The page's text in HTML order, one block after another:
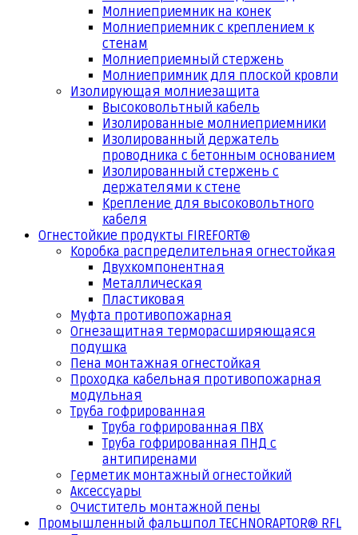
Молниеприемник на конек
Молниеприемник с креплением к
стенам
Молниеприемный стержень
Молниепримник для плоской кровли
Изолирующая молниезащита
Высоковольтный кабель
Изолированные молниеприемники
Изолированный держатель
проводника с бетонным основанием
Изолированный стержень с
держателями к стене
Крепление для высоковольтного
кабеля
Огнестойкие продукты FIREFORT®
Коробка распределительная огнестойкая
Двухкомпонентная
Металлическая
Пластиковая
Муфта противопожарная
Огнезащитная терморасширяющаяся
подушка
Пена монтажная огнестойкая
Проходка кабельная противопожарная
модульная
Труба гофрированная
Труба гофрированная ПВХ
Труба гофрированная ПНД с
антипиренами
Герметик монтажный огнестойкий
Аксессуары
Очиститель монтажной пены
Промышленный фальшпол TECHNORAPTOR® RFL